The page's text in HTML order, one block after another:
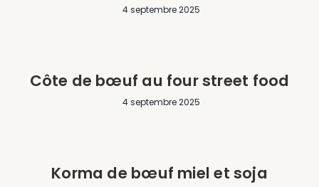
4 septembre 2025
Côte de bœuf au four street food
4 septembre 2025
Korma de bœuf miel et soja